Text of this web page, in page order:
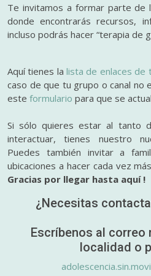
Te invitamos a formar parte de
donde encontrarás recursos,
incluso podrás hacer “terapia de
Aquí tienes lalista de enlaces de
caso de que tu grupo o canal no
este formulario para que se
Si sólo quieres estar al tanto
interactuar, tienes nuestro
Puedes también invitar a
ubicaciones a hacer cada vez
Gracias por llegar hasta aquí !
¿Necesitas
Escríbenos al correo
localidad o